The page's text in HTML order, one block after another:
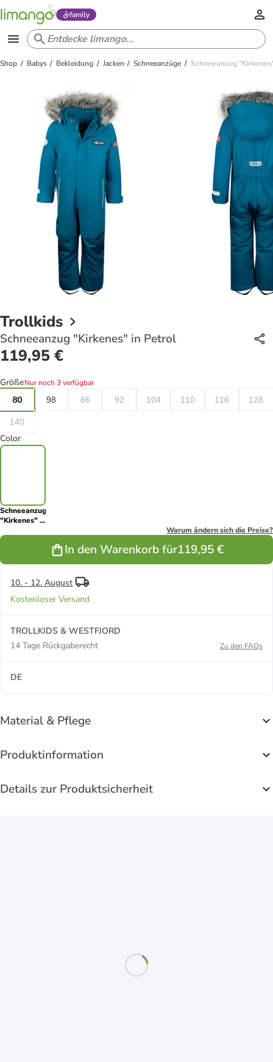
family
Shop Babys Bekleidung Jacken Schneeanzüge Schneeanzug
Trollkids
Schneeanzug "Kirkenes" in Petrol
119,95 €
GrößeNur noch 3 verfügbar
80
98 86 92 104 110 116 128
140
Color
Schneeanzug
"Kirkenes" in
Warum ändern sich die Preise?
In den Warenkorb für119,95 €
10. - 12. August
Kostenloser Versand
TROLLKIDS & WESTFJORD
14 Tage Rückgaberecht
Zu den FAQs
DE
Material & Pflege
Produktinformation
Details zur Produktsicherheit